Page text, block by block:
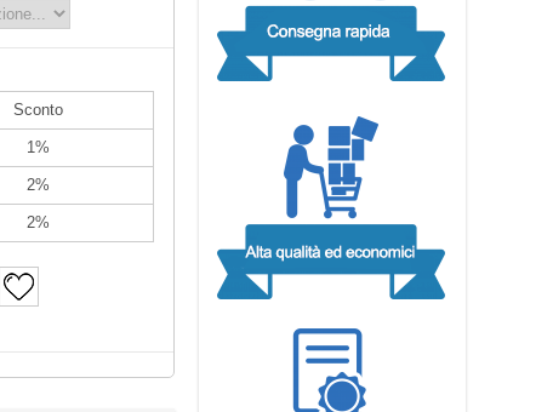
Sconto
1%
2%
2%